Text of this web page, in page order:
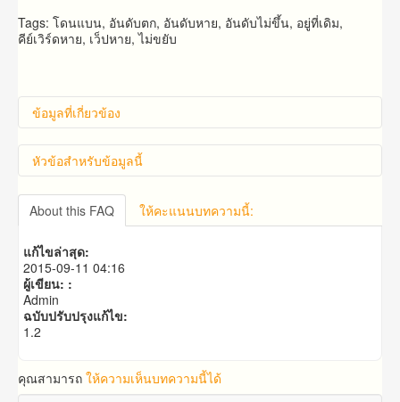
Tags: โดนแบน, อันดับตก, อันดับหาย, อันดับไม่ขึ้น, อยู่ที่เดิม,
คีย์เวิร์ดหาย, เว็ปหาย, ไม่ขยับ
ข้อมูลที่เกี่ยวข้อง
หัวข้อสำหรับข้อมูลนี้
คำถาม​ก่อน​การ​สั่งซื้อ​
คำถาม​เกี่ยว​กับ​แพ็คเก็จ​เสริม
About this FAQ ให้คะแนนบทความนี้:
แก้ไขล่าสุด:
2015-09-11 04:16
ผู้เขียน: :
Admin
ฉบับปรับปรุงแก้ไข:
1.2
คุณสามารถ ให้ความเห็นบทความนี้ได้